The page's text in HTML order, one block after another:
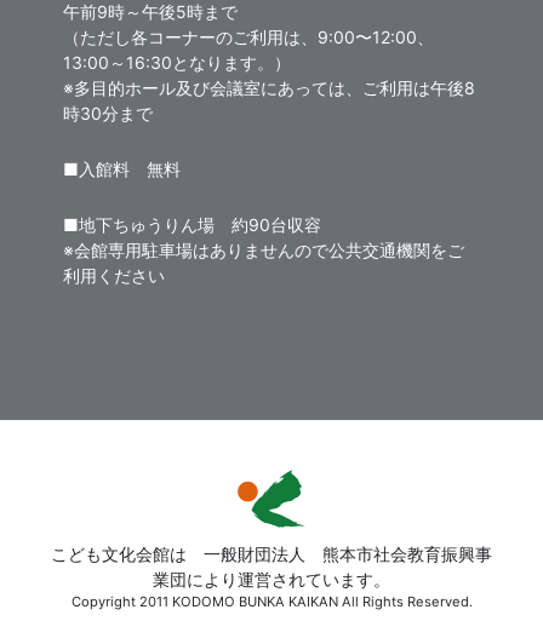
午前9時～午後5時まで
（ただし各コーナーのご利用は、9:00〜12:00、
13:00～16:30となります。）
※多目的ホール及び会議室にあっては、ご利用は午後8
時30分まで
■入館料 無料
■地下ちゅうりん場 約90台収容
※会館専用駐車場はありませんので公共交通機関をご
利用ください
こども文化会館は 一般財団法人 熊本市社会教育振興事
業団により運営されています。
Copyright 2011 KODOMO BUNKA KAIKAN All Rights Reserved.